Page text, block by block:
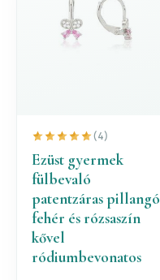
(4)
Ezüst gyermek
fülbevaló
patentzáras pillangó
fehér és rózsaszín
kővel
ródiumbevonatos